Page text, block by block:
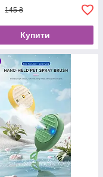
145 ₴
Купити